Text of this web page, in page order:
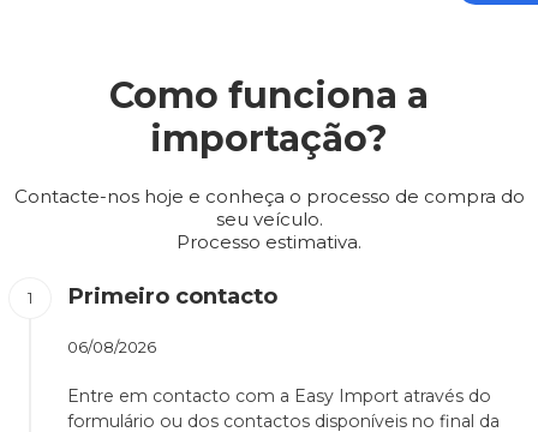
Como funciona a
importação?
Contacte-nos hoje e conheça o processo de compra do
seu veículo.
Processo estimativa.
Primeiro contacto
06/08/2026
Entre em contacto com a Easy Import através do
formulário ou dos contactos disponíveis no final da